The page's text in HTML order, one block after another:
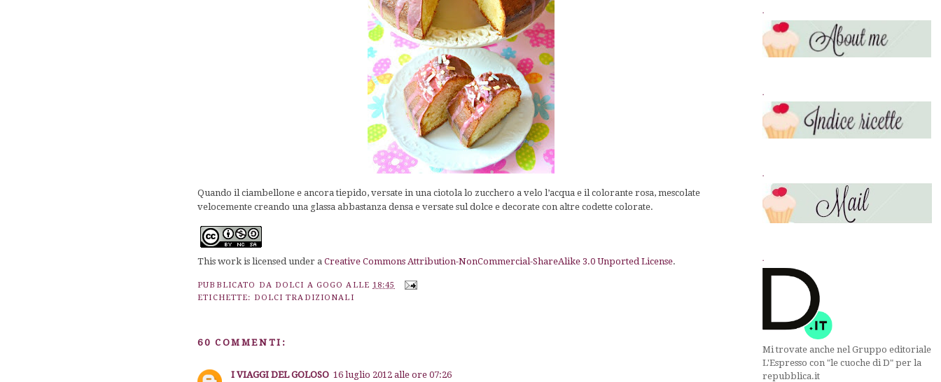
Quando il ciambellone e ancora tiepido, versate in una ciotola lo zucchero a velo l’acqua e il colorante rosa, mescolate
velocemente creando una glassa abbastanza densa e versate sul dolce e decorate con altre codette colorate.
This work is licensed under aCreative Commons Attribution-NonCommercial-ShareAlike 3.0 Unported License.
PUBBLICATO DA DOLCI A GOGO ALLE 18:45
ETICHETTE: DOLCI TRADIZIONALI
60 COMMENTI:
I VIAGGI DEL GOLOSO 16 luglio 2012 alle ore 07:26
.
.
.
.
Mi trovate anche nel Gruppo editoriale
L'Espresso con "le cuoche di D" per la
repubblica.it